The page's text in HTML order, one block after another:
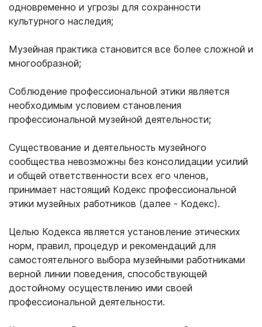
одновременно и угрозы для сохранности
культурного наследия;
Музейная практика становится все более сложной и
многообразной;
Соблюдение профессиональной этики является
необходимым условием становления
профессиональной музейной деятельности;
Существование и деятельность музейного
сообщества невозможны без консолидации усилий
и общей ответственности всех его членов,
принимает настоящий Кодекс профессиональной
этики музейных работников (далее - Кодекс).
Целью Кодекса является установление этических
норм, правил, процедур и рекомендаций для
самостоятельного выбора музейными работниками
верной линии поведения, способствующей
достойному осуществлению ими своей
профессиональной деятельности.